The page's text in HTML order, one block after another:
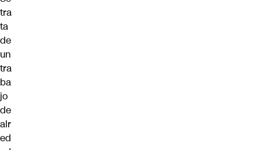
tra
ta
de
un
tra
ba
jo
de
alr
ed